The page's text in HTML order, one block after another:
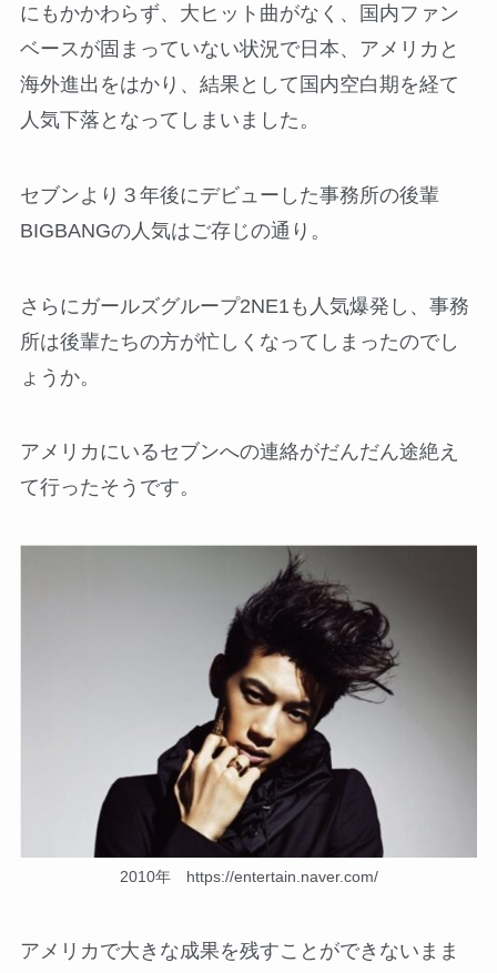
にもかかわらず、大ヒット曲がなく、国内ファン
ベースが固まっていない状況で日本、アメリカと
海外進出をはかり、結果として国内空白期を経て
人気下落となってしまいました。
セブンより３年後にデビューした事務所の後輩
BIGBANGの人気はご存じの通り。
さらにガールズグループ2NE1も人気爆発し、事務
所は後輩たちの方が忙しくなってしまったのでし
ょうか。
アメリカにいるセブンへの連絡がだんだん途絶え
て行ったそうです。
2010年 https://entertain.naver.com/
アメリカで大きな成果を残すことができないまま